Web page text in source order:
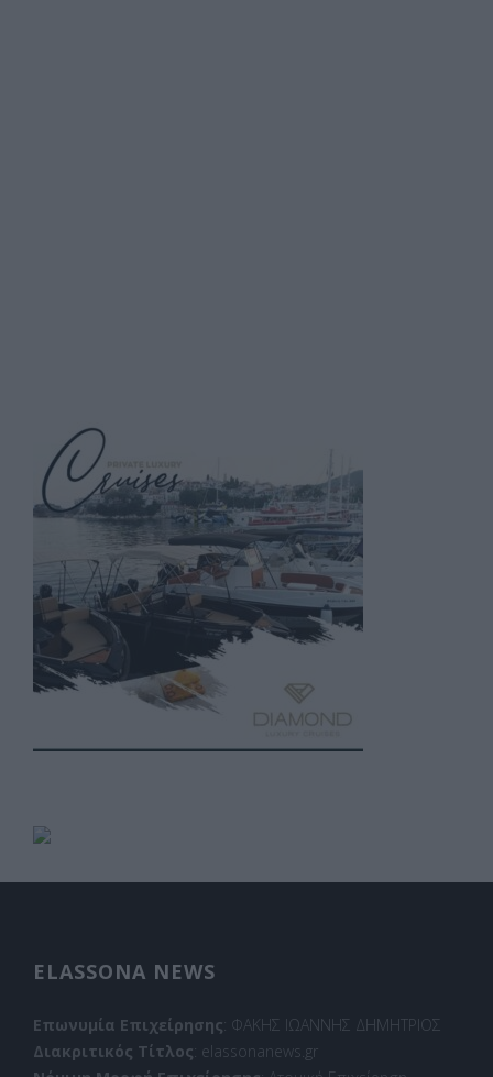
ELASSONA NEWS
Επωνυμία Επιχείρησης: ΦΑΚΗΣ ΙΩΑΝΝΗΣ ΔΗΜΗΤΡΙΟΣ
Διακριτικός Τίτλος: elassonanews.gr